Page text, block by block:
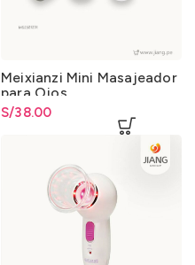
Meixianzi Mini Masajeador
para Ojos
S/38.00